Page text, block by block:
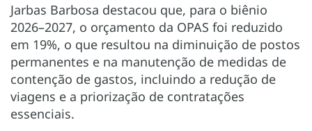
Jarbas Barbosa destacou que, para o biênio
2026–2027, o orçamento da OPAS foi reduzido
em 19%, o que resultou na diminuição de postos
permanentes e na manutenção de medidas de
contenção de gastos, incluindo a redução de
viagens e a priorização de contratações
essenciais.